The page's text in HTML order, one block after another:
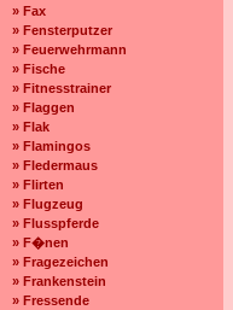
» Fax
» Fensterputzer
» Feuerwehrmann
» Fische
» Fitnesstrainer
» Flaggen
» Flak
» Flamingos
» Fledermaus
» Flirten
» Flugzeug
» Flusspferde
» F�nen
» Fragezeichen
» Frankenstein
» Fressende